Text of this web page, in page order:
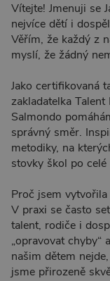
Vítejte! Jmenuji se
nejvíce dětí i
Věřím, že každý z
myslí, že žádný
Jako certifikovaná
zakladatelka
Salmondo
správný směr.
metodiky, na
stovky škol po celé
Proč jsem
V praxi se často
talent, rodiče i
„opravovat chyby“
našim dětem
jsme přirozeně